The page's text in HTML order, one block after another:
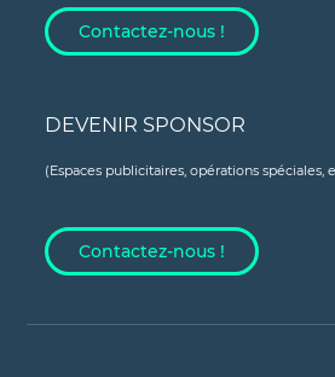
Contactez-nous !
DEVENIR SPONSOR
(Espaces publicitaires, opérations spéciales,
Contactez-nous !